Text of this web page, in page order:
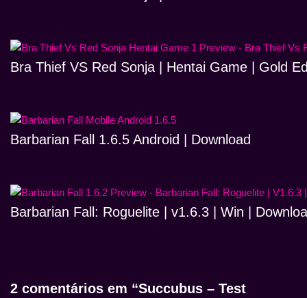
Bra Thief VS Red Sonja | Hentai Game | Gold
Barbarian Fall 1.6.5 Android | Download
Barbarian Fall: Roguelite | v1.6.3 | Win |
2 comentários em “Succubus – Test